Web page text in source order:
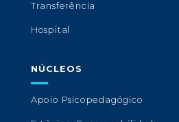
Transferência
Hospital
NÚCLEOS
Apoio Psicopedagógico